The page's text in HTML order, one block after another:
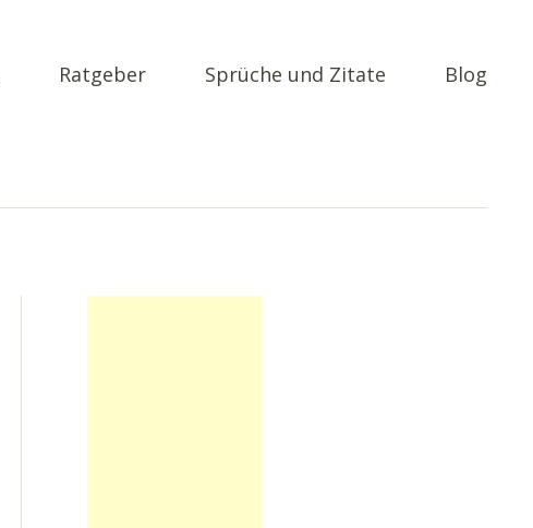
Ratgeber Sprüche und Zitate Blog